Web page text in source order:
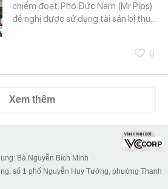
chiếm đoạt. Phó Đức Nam (Mr Pips)
đề nghị được sử dụng tài sản bị thu…
0
Xem thêm
Bà Nguyễn Bích Minh
số 1 phố Nguyễn Huy Tưởng, phường Thanh